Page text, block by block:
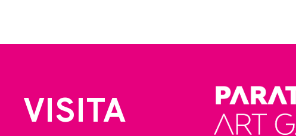
VISITA